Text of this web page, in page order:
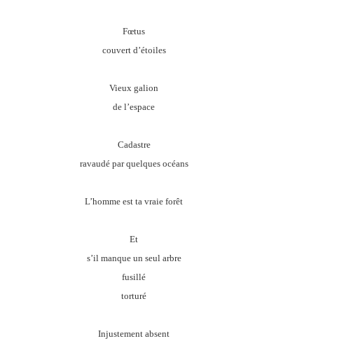
Fœtus
couvert d’étoiles
Vieux galion
de l’espace
Cadastre
ravaudé par quelques océans
L’homme est ta vraie forêt
Et
s’il manque un seul arbre
fusillé
torturé
Injustement absent